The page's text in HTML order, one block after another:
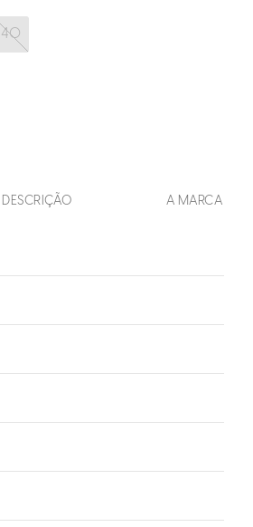
40
DESCRIÇÃO A MARCA